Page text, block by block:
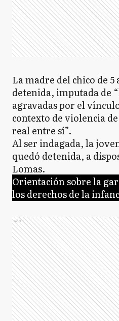
La madre del chico de
detenida, imputada de
agravadas por el
contexto de violencia
real entre sí”.
Al ser indagada, la
quedó detenida, a
Lomas.
Orientación sobre la
los derechos de la
Ads